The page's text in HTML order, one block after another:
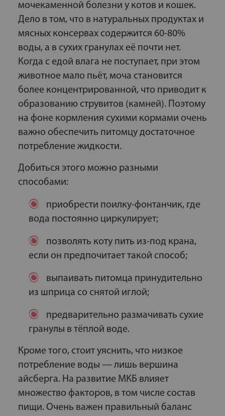
мочекаменной болезни у котов и кошек.
Дело в том, что в натуральных продуктах и
мясных консервах содержится 60-80%
воды, а в сухих гранулах её почти нет.
Когда с едой влага не поступает, при этом
животное мало пьёт, моча становится
более концентрированной, что приводит к
образованию струвитов (камней). Поэтому
на фоне кормления сухими кормами очень
важно обеспечить питомцу достаточное
потребление жидкости.
Добиться этого можно разными
способами:
приобрести поилку-фонтанчик, где
вода постоянно циркулирует;
позволять коту пить из-под крана,
если он предпочитает такой способ;
выпаивать питомца принудительно
из шприца со снятой иглой;
предварительно размачивать сухие
гранулы в тёплой воде.
Кроме того, стоит уяснить, что низкое
потребление воды — лишь вершина
айсберга. На развитие МКБ влияет
множество факторов, в том числе состав
пищи. Очень важен правильный баланс